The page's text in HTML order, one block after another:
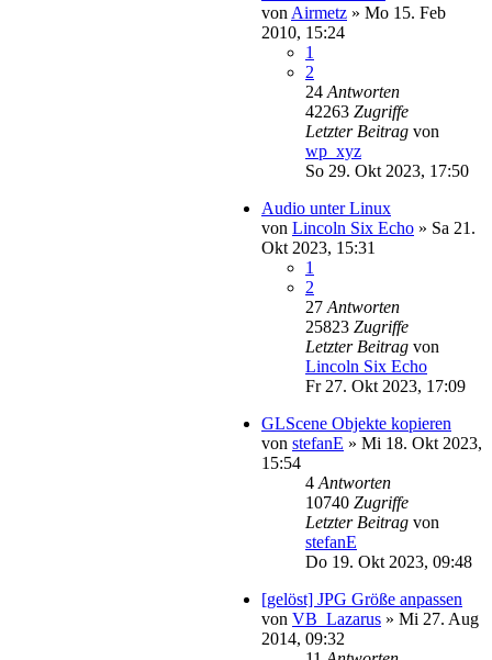
von Airmetz » Mo 15. Feb
2010, 15:24
1
2
24 Antworten
42263 Zugriffe
Letzter Beitrag von
wp_xyz
So 29. Okt 2023, 17:50
Audio unter Linux
von Lincoln Six Echo » Sa 21.
Okt 2023, 15:31
1
2
27 Antworten
25823 Zugriffe
Letzter Beitrag von
Lincoln Six Echo
Fr 27. Okt 2023, 17:09
GLScene Objekte kopieren
von stefanE » Mi 18. Okt 2023,
15:54
4 Antworten
10740 Zugriffe
Letzter Beitrag von
stefanE
Do 19. Okt 2023, 09:48
[gelöst] JPG Größe anpassen
von VB_Lazarus » Mi 27. Aug
2014, 09:32